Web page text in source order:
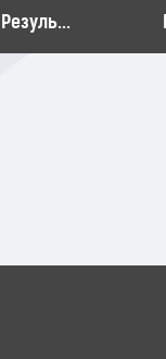
Результат